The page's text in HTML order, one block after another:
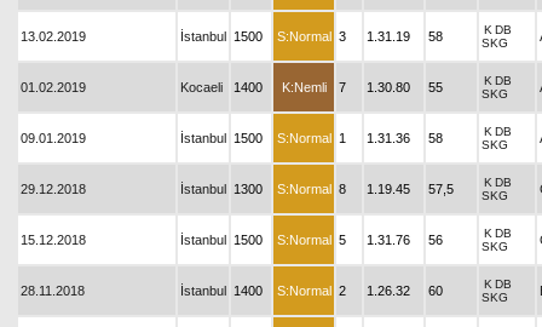
13.02.2019 İstanbul 1500 S:Normal 3 1.31.19 58 K DB
SKG
01.02.2019 Kocaeli 1400 K:Nemli 7 1.30.80 55 K DB
SKG
09.01.2019 İstanbul 1500 S:Normal 1 1.31.36 58 K DB
SKG
29.12.2018 İstanbul 1300 S:Normal 8 1.19.45 57,5 K DB
SKG
15.12.2018 İstanbul 1500 S:Normal 5 1.31.76 56 K DB
SKG
28.11.2018 İstanbul 1400 S:Normal 2 1.26.32 60 K DB
SKG